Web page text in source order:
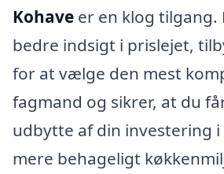
Kohave er en klog tilgang.
bedre indsigt i prislejet,
for at vælge den mest
fagmand og sikrer, at du
udbytte af din investering
mere behageligt